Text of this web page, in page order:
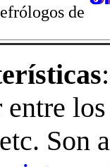
de
entre
Son